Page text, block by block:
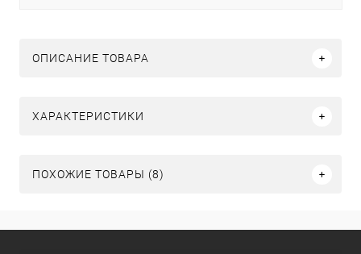
ОПИСАНИЕ ТОВАРА
ХАРАКТЕРИСТИКИ
ПОХОЖИЕ ТОВАРЫ (8)